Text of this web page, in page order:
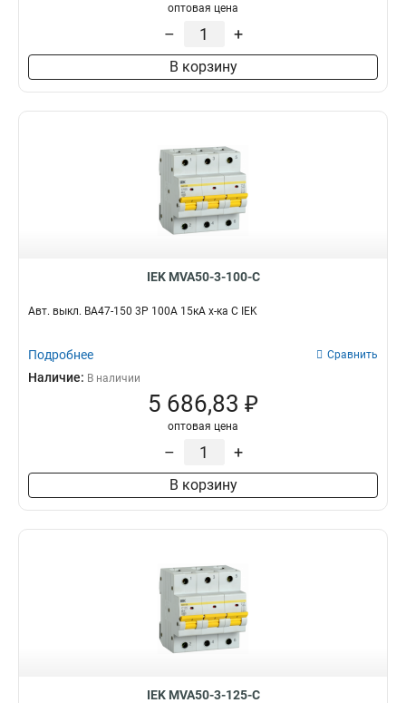
оптовая цена
– +
В корзину
IEK MVA50-3-100-C
Авт. выкл. ВА47-150 3Р 100А 15кА х-ка C IEK
Подробнее Сравнить
Наличие: В наличии
5 686,83 ₽
оптовая цена
– +
В корзину
IEK MVA50-3-125-C